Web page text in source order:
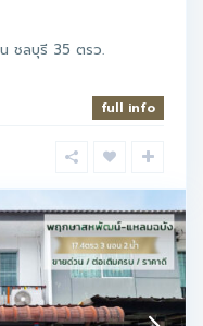
ชลบุรี 35 ตรว.
full info